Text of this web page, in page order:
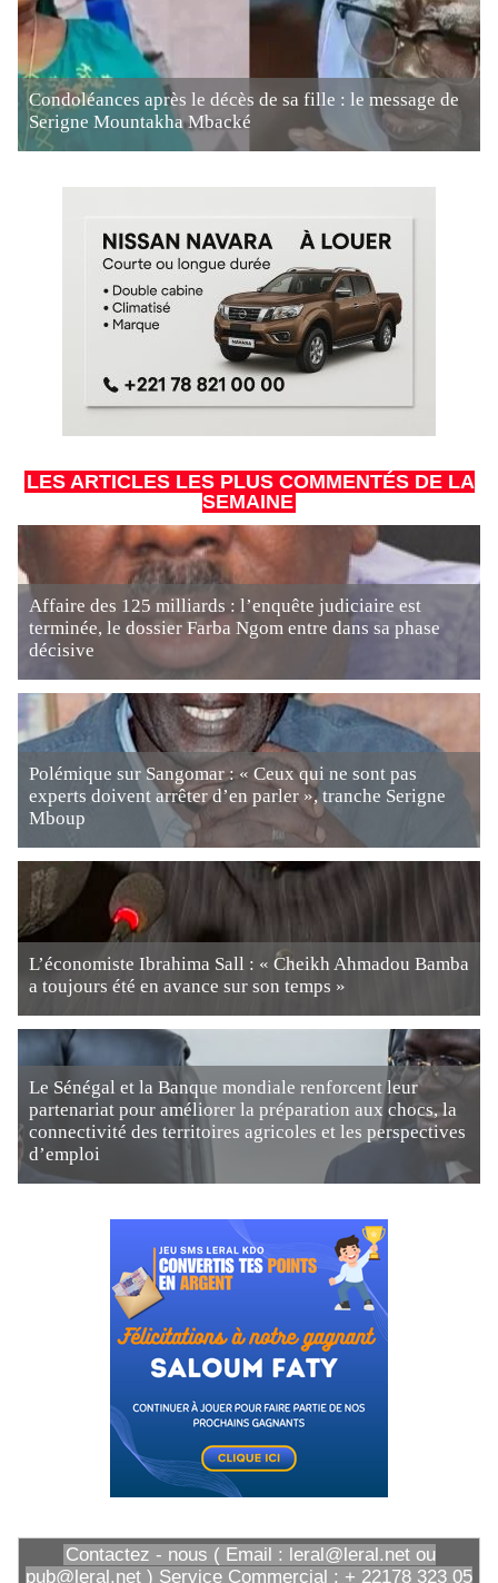
Condoléances après le décès de sa fille : le message de
Serigne Mountakha Mbacké
LES ARTICLES LES PLUS COMMENTÉS DE LA
SEMAINE
Affaire des 125 milliards : l’enquête judiciaire est
terminée, le dossier Farba Ngom entre dans sa phase
décisive
Polémique sur Sangomar : « Ceux qui ne sont pas
experts doivent arrêter d’en parler », tranche Serigne
Mboup
L’économiste Ibrahima Sall : « Cheikh Ahmadou Bamba
a toujours été en avance sur son temps »
Le Sénégal et la Banque mondiale renforcent leur
partenariat pour améliorer la préparation aux chocs, la
connectivité des territoires agricoles et les perspectives
d’emploi
Contactez - nous ( Email : leral@leral.net ou
pub@leral.net ) Service Commercial : + 22178 323 05